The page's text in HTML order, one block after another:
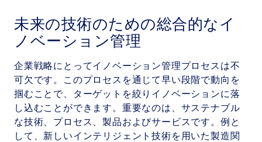
未来の技術のための総合的なイ
ノベーション管理
企業戦略にとってイノベーション管理プロセスは不
可欠です。このプロセスを通じて早い段階で動向を
掴むことで、ターゲットを絞りイノベーションに落
し込むことができます。重要なのは、サステナブル
な技術、プロセス、製品およびサービスです。例と
して、新しいインテリジェント技術を用いた製造関